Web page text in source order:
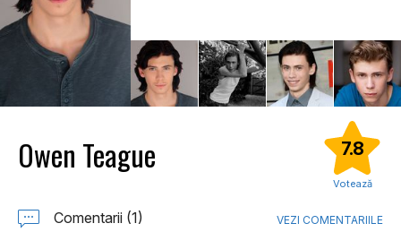
Owen Teague 7.8
Votează
Comentarii (1) VEZI COMENTARIILE